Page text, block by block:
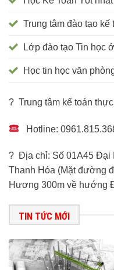
Trung tâm đào tạo kế
Lớp đào tạo Tin học
Học tin học văn
? Trung tâm kế toán
Hotline:
? Địa chỉ: Số 01A45 Đại
Thanh Hóa (Mặt đường
Hương 300m về hướng
TIN TỨC MỚI